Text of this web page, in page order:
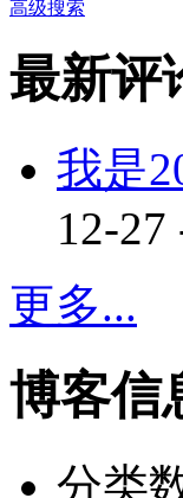
高级搜索
最新评
我是
12-27
更多...
博客信
分类